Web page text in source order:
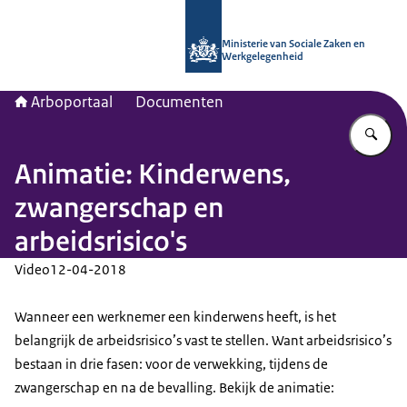
Ministerie van Sociale Zaken en
Werkgelegenheid
Arboportaal Documenten
Animatie: Kinderwens,
zwangerschap en
arbeidsrisico's
Video12-04-2018
Wanneer een werknemer een kinderwens heeft, is het
belangrijk de arbeidsrisico’s vast te stellen. Want arbeidsrisico’s
bestaan in drie fasen: voor de verwekking, tijdens de
zwangerschap en na de bevalling. Bekijk de animatie: